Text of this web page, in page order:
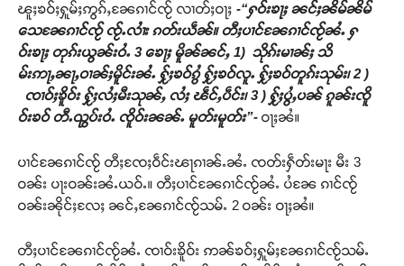
ၽူႈၶဝ်ႈႁူမ်ႈဢွၵ်ႇၼႄၵၢင်ၸႂ် လၢတ်ႈဝႃႈ -“ႁဝ်းၶႃႈ ၼင်ႈၼိမ်ၼိမ်
သေၼႄၵၢင်ၸႂ် ၸႂ်ႉလၢႆး ၵတ်းယဵၼ်။ တီႈပၢင်ၼႄၵၢင်ၸႂ်ၼႆႉ ႁ
ဝ်းၶႃႈ တုၵ်းယွၼ်းဝႆႉ 3 ၶေႃႈ မိူၼ်ၼင်ႇ 1) သိုၵ်းမၢၼ်ႈ သိ
မ်းဢႃႇၼႃႇဝၢၼ်ႈမိူင်းၼႆႉ ႁႂ်ႈၶဝ်ၵွႆ ႁႂ်ႈၶဝ်လူႉ ႁႂ်ႈၶဝ်တူၵ်းသုမ်း၊ 2 )
ၸၢဝ်ႈၶိူဝ်း ႁႂ်ႈလႆႈမီးသုၼ်ႇ လႆႈ ၽဵင်ႇပဵင်း၊ 3 ) ႁႂ်ႈပွႆႇပၼ် ၵူၼ်းၸိူ
ဝ်းၶဝ် တီႉၺွပ်းဝႆႉ ၸိူဝ်းၼၼ်ႉ မူတ်းမူတ်း”- ဝႃႈၼႆ။
ပၢင်ၼႄၵၢင်ၸႂ် တီႈၸႄႈဝဵင်းၽႃၵၢၼ်ႉၼႆႉ ၸတ်းႁဵတ်းမႃး မီး 3
ဝၼ်း ပႃးဝၼ်းၼႆႉယဝ်ႉ။ တီႈပၢင်ၼႄၵၢင်ၸႂ်ၼႆႉ ပႆၼႄ ၵၢင်ၸႂ်
ဝၼ်းၼိုင်ႈလႄႈ ၼင်ႇၼႄၵၢင်ၸႂ်သမ်ႉ 2 ဝၼ်း ဝႃႈၼႆ။
တီႈပၢင်ၼႄၵၢင်ၸႂ်ၼႆႉ ၸၢဝ်းၶိူဝ်း ဢၼ်ၶဝ်ႈႁူမ်ႈၼႄၵၢင်ၸႂ်သမ်ႉ